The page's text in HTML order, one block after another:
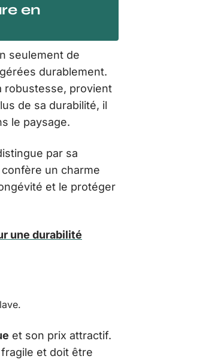
en
seulement de
durablement.
robustesse, provient
de sa durabilité, il
le paysage.
par sa
un charme
et le protéger
une durabilité
et son prix attractif.
et doit être